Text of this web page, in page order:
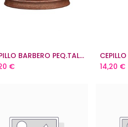
Add to Cart
CEPILLO BARBERO PEQ.TALASA MADERA RAGNAR
€
14,20 €